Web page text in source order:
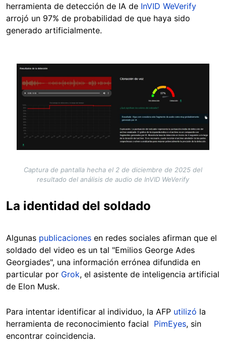
herramienta de detección de IA de InVID WeVerify
arrojó un 97% de probabilidad de que haya sido
generado artificialmente.
Image
Captura de pantalla hecha el 2 de diciembre de 2025 del
resultado del análisis de audio de InVID WeVerify
La identidad del soldado
Algunas publicaciones en redes sociales afirman que el
soldado del video es un tal "Emilios George Ades
Georgiades", una información errónea difundida en
particular por Grok, el asistente de inteligencia artificial
de Elon Musk.
Para intentar identificar al individuo, la AFP utilizó la
herramienta de reconocimiento facial PimEyes, sin
encontrar coincidencia.